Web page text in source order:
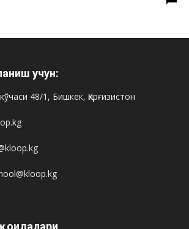
учун:
48/1, Бишкек, Қирғизистон